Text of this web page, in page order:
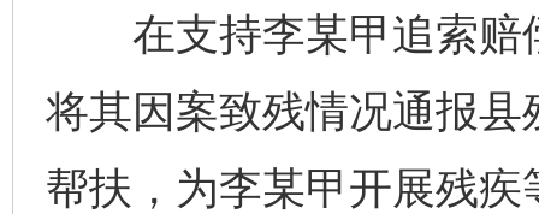
在支持李某甲追索赔
将其因案致残情况通报
帮扶，为李某甲开展残